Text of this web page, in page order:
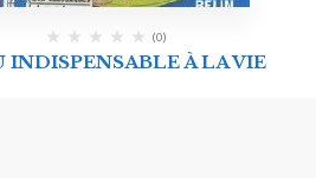
(0)
INDISPENSABLE À LA VIE